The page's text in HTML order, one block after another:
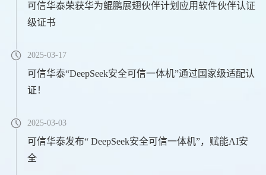
可信华泰荣获华为鲲鹏展翅伙伴计划应用软件伙伴认证
级证书
2025-03-17
可信华泰“DeepSeek安全可信一体机”通过国家级适配认
证！
2025-03-03
可信华泰发布“ DeepSeek安全可信一体机”，赋能AI安
全